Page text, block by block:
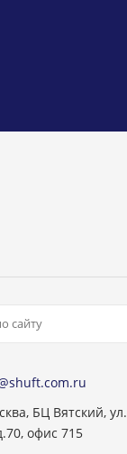
БЦ Вятский, ул.
офис 715